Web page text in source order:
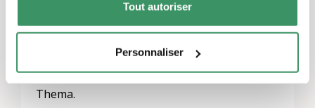
Tout autoriser
Personnaliser
Gesprächsrunde zusammen und vereinbart
mit der Gruppe das nächste Datum und
Thema.